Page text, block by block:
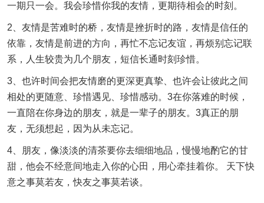
一期只一会。我会珍惜你我的友情，更期待相会的时刻。
2、友情是苦难时的桥，友情是挫折时的路，友情是信任的
依靠，友情是前进的方向，再忙不忘记友谊，再烦别忘记联
系，人生较贵为几个朋友，短信长通时刻珍惜。
3、也许时间会把友情磨的更深更真挚、也许会让彼此之间
相处的更随意、珍惜遇见、珍惜感动。3在你落难的时候，
一直陪在你身边的朋友，就是一辈子的朋友。3真正的朋
友，无须想起，因为从未忘记。
4、朋友，像淡淡的清茶要你去细细地品，慢慢地酌它的甘
甜，他会不经意间地走入你的心田，用心牵挂着你。 天下快
意之事莫若友，快友之事莫若谈。